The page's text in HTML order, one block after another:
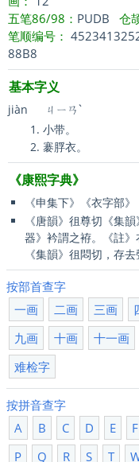
五笔86/98： PUDB 仓
笔顺编号：
88B8
基本字义
jiàn
ㄐㄧㄢˋ
小带。
褰脬衣。
《康熙字典》
《申集下》《衣字
《唐韻》徂尊切《集
器》衿謂之袸。《註
《集韻》徂悶切，存
按部首查字
一画
二画 三画
九画
十画 十一画
难检字
按拼音查字
A
B C D E F
P
Q R S T